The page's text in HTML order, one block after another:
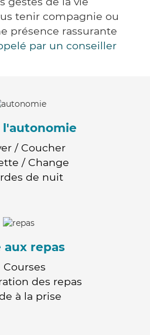
tenir compagnie ou
présence rassurante
par un conseiller
l'autonomie
/ Coucher
/ Change
de nuit
aux repas
Courses
des repas
à la prise